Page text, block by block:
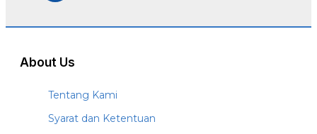
About Us
Tentang Kami
Syarat dan Ketentuan